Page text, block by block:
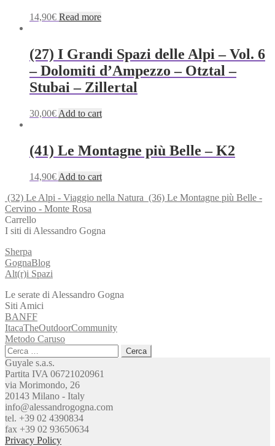
14,90€ Read more
(27) I Grandi Spazi delle Alpi – Vol. 6
– Dolomiti d’Ampezzo – Otztal –
Stubai – Zillertal
30,00€ Add to cart
(41) Le Montagne più Belle – K2
14,90€ Add to cart
(32) Le Alpi - Viaggio nella Natura (36) Le Montagne più Belle -
Cervino - Monte Rosa
Carrello
I siti di Alessandro Gogna
Sherpa
GognaBlog
Alt(r)i Spazi
Le serate di Alessandro Gogna
Siti Amici
BANFF
ItacaTheOutdoorCommunity
Metodo Caruso
Ricerca
per:
Guyale s.a.s.
Partita IVA 06721020961
via Morimondo, 26
20143 Milano - Italy
info@alessandrogogna.com
tel. +39 02 4390834
fax +39 02 93650634
Privacy Policy